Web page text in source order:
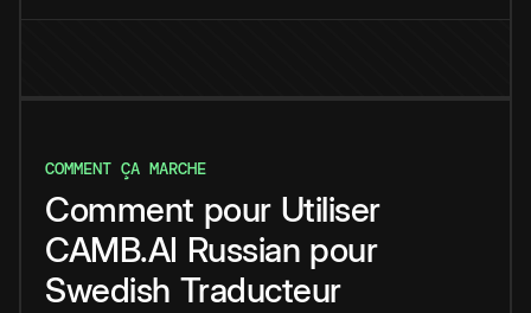
COMMENT ÇA MARCHE
Comment pour Utiliser
CAMB.AI Russian pour
Swedish Traducteur